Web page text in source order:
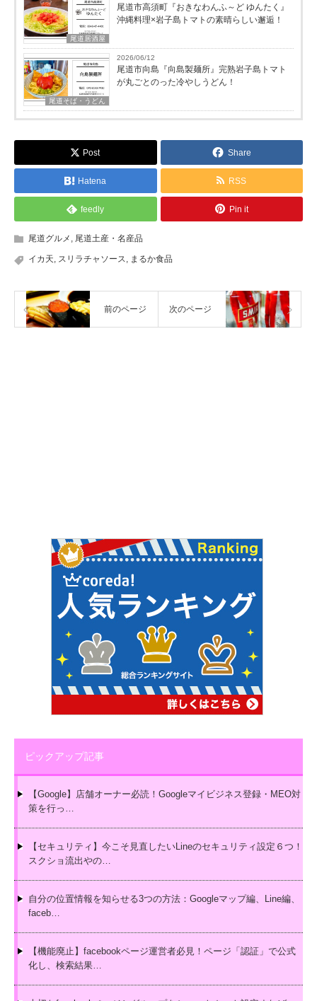
尾道居酒屋
尾道市高須町『おきなわんふ～ど ゆんたく』
沖縄料理×岩子島トマトの素晴らしい邂逅！
尾道そば・うどん
2026/06/12
尾道市向島『向島製麺所』完熟岩子島トマト
が丸ごとのった冷やしうどん！
Post Share
Hatena RSS
feedly Pin it
尾道グルメ , 尾道土産・名産品
イカ天, スリラチャソース, まるか食品
前のページ 次のページ
ピックアップ記事
【Google】店舗オーナー必読！Googleマイビジネス登録・MEO対
策を行っ…
【セキュリティ】今こそ見直したいLineのセキュリティ設定６つ！
スクショ流出やの…
自分の位置情報を知らせる3つの方法：Googleマップ編、Line編、
faceb…
【機能廃止】facebookページ運営者必見！ページ「認証」で公式
化し、検索結果…